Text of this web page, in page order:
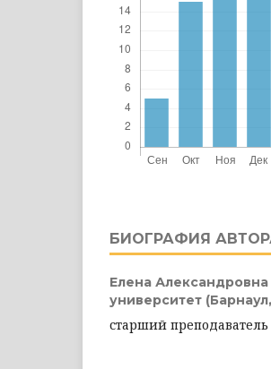
БИОГРАФИЯ
Елена Александровна
университет
старший